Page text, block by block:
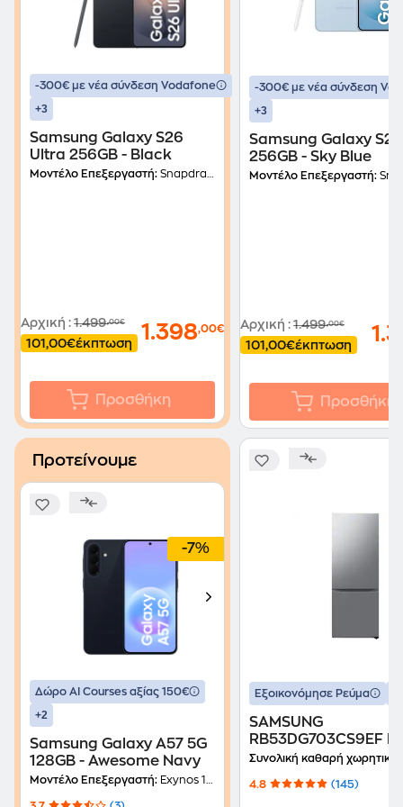
-300€ με νέα σύνδεση Vodafone
+3
Samsung Galaxy S26
Ultra 256GB - Black
Μοντέλο Επεξεργαστή: Snapdragon 8 Elite Gen 5 για Galaxy (3nm)
Αρχική : 1.499,00€
101,00€έκπτωση 1.398,00€
Προσθήκη
-300€ με νέα σύνδεση
+3
Samsung Galaxy
256GB - Sky Blue
Μοντέλο Επεξεργαστή: Snapdragon 8
Αρχική : 1.499,00€
101,00€έκπτωση
Προσθήκη
Προτείνουμε
-7%
Δώρο ΑΙ Courses αξίας 150€
+2
Samsung Galaxy A57 5G
128GB - Awesome Navy
Μοντέλο Επεξεργαστή: Exynos 1680 (4nm)
Εξοικονόμησε Ρεύμα
SAMSUNG
RB53DG703CS9EF
Frost 538 Lt Ασημί
Συνολική καθαρή
4.8 (145)